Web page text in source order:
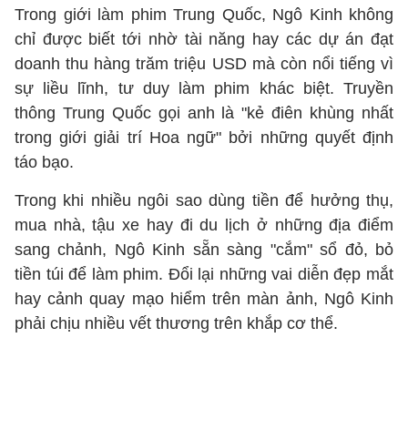
Trong giới làm phim Trung Quốc, Ngô Kinh không
chỉ được biết tới nhờ tài năng hay các dự án đạt
doanh thu hàng trăm triệu USD mà còn nổi tiếng vì
sự liều lĩnh, tư duy làm phim khác biệt. Truyền
thông Trung Quốc gọi anh là "kẻ điên khùng nhất
trong giới giải trí Hoa ngữ" bởi những quyết định
táo bạo.
Trong khi nhiều ngôi sao dùng tiền để hưởng thụ,
mua nhà, tậu xe hay đi du lịch ở những địa điểm
sang chảnh, Ngô Kinh sẵn sàng "cắm" sổ đỏ, bỏ
tiền túi để làm phim. Đổi lại những vai diễn đẹp mắt
hay cảnh quay mạo hiểm trên màn ảnh, Ngô Kinh
phải chịu nhiều vết thương trên khắp cơ thể.